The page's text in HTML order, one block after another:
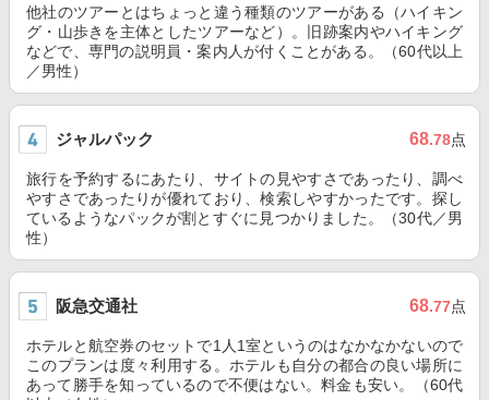
他社のツアーとはちょっと違う種類のツアーがある（ハイキン
グ・山歩きを主体としたツアーなど）。旧跡案内やハイキング
などで、専門の説明員・案内人が付くことがある。（60代以上
／男性）
ジャルパック 68.78点
旅行を予約するにあたり、サイトの見やすさであったり、調べ
やすさであったりが優れており、検索しやすかったです。探し
ているようなパックが割とすぐに見つかりました。（30代／男
性）
阪急交通社 68.77点
ホテルと航空券のセットで1人1室というのはなかなかないので
このプランは度々利用する。ホテルも自分の都合の良い場所に
あって勝手を知っているので不便はない。料金も安い。（60代